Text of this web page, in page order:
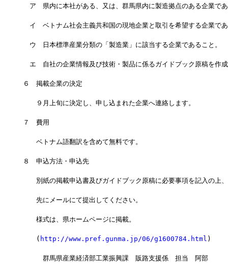
ア　県内に本社がある、又は、群馬県内に製造拠点のある企業で
イ　ベトナム社会主義共和国の現地企業と取引を希望する企業で
ウ　日本標準産業分類の「製造業」に該当する企業であること。
エ　自社の企業情報及び技術・製品に係るガイドブック原稿を作
６　掲載企業の決定
９月上旬に決定し、申し込まれた企業へ連絡します。
７　費用
ベトナム語翻訳を含めて無料です。
８　申込方法・申込先
別紙の掲載申込書及びガイドブック原稿に必要事項を記入の上
先にメールにて提出してください。
様式は、県ホームページに掲載。
( http://www.pref.gunma.jp/06/g1600784.html )
群馬県産業経済部工業振興課　販路支援係　担当　阿部